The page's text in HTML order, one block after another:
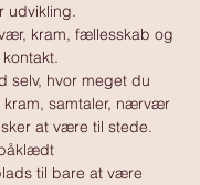
udvikling.
kram, fællesskab og
selv, hvor meget du
kram, samtaler, nærvær
at være til stede.
til bare at være